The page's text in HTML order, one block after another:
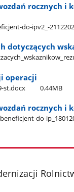
rocznych i
do-ipv2​_-
dotyczących
operacji
st.docx 0.44MB
rocznych i
do-